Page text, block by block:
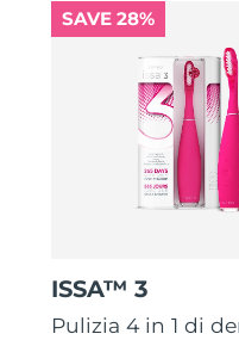
SAVE 28%
ISSA™ 3
Pulizia 4 in 1 di